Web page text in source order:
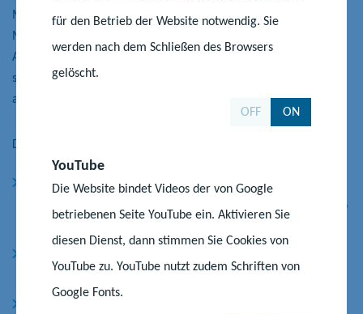
für den Betrieb der Website notwendig. Sie
werden nach dem Schließen des Browsers
gelöscht.
OFF ON
YouTube
Die Website bindet Videos der von Google
betriebenen Seite YouTube ein. Aktivieren Sie
diesen Dienst, dann stimmen Sie Cookies von
YouTube zu. YouTube nutzt zudem Schriften von
Google Fonts.
Mecklenburg-Vorpommern ist als Kooperationspartnerin des
Ministeriums für Bildung und Kindertagesförderung
Ansprechpartnerin rund um das Thema „Ganztägig lernen“
sowohl für die ganztägig arbeitenden Schulen als für
außerschulische Kooperationspartner.
Die Agentur
begleitet und berät Schulen bei der qualitativen (Weiter)-
Entwicklung des ganztägigen Lernens mittels Beratungsforen,
Workshops, Lernstudios, Hospitationen oder Praxiseinblicken,
Netzwerke ganztägig arbeitender Schulen,
stellt Kontakte zwischen Schulen und außerschulischen